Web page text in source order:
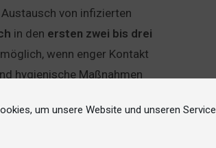
um unsere Website und unseren Service
von infizierten
in den ersten zwei bis drei
wenn enger Kontakt
hygienische Maßnahmen
Husten oder Niesen